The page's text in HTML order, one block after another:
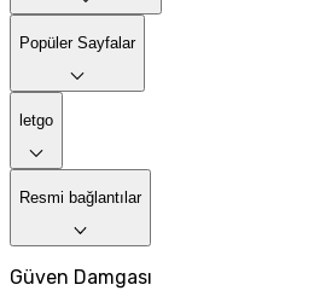
Popüler Sayfalar
letgo
Resmi bağlantılar
Güven Damgası